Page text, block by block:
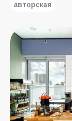
авторская